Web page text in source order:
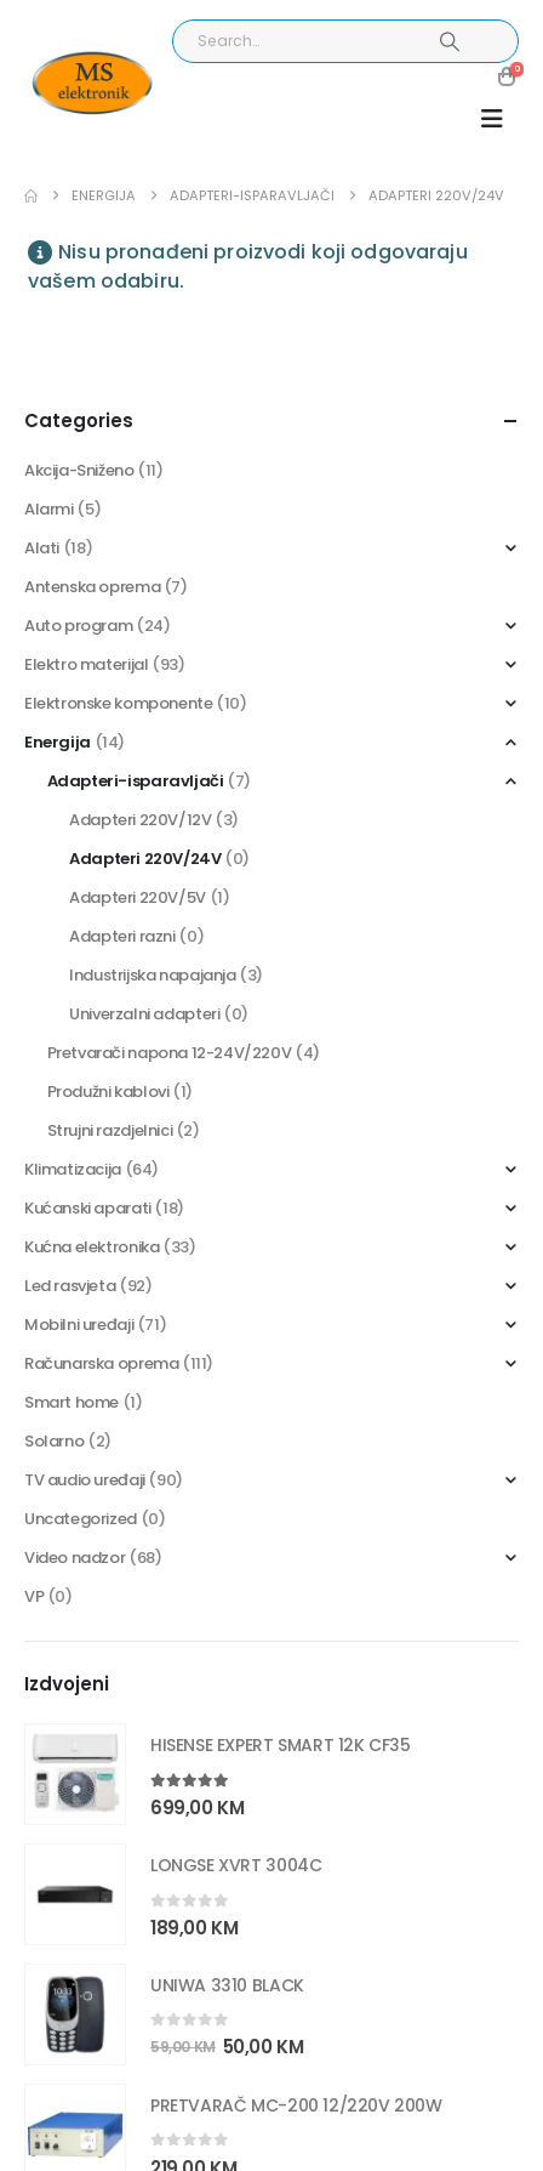
0
ENERGIJA ADAPTERI-ISPARAVLJAČI ADAPTERI 220V/24V
Nisu pronađeni proizvodi koji odgovaraju
vašem odabiru.
Categories
Akcija-Sniženo (11)
Alarmi (5)
Alati (18)
Antenska oprema (7)
Auto program (24)
Elektro materijal (93)
Elektronske komponente (10)
Energija (14)
Adapteri-isparavljači (7)
Adapteri 220V/12V (3)
Adapteri 220V/24V (0)
Adapteri 220V/5V (1)
Adapteri razni (0)
Industrijska napajanja (3)
Univerzalni adapteri (0)
Pretvarači napona 12-24V/220V (4)
Produžni kablovi (1)
Strujni razdjelnici (2)
Klimatizacija (64)
Kućanski aparati (18)
Kućna elektronika (33)
Led rasvjeta (92)
Mobilni uređaji (71)
Računarska oprema (111)
Smart home (1)
Solarno (2)
TV audio uređaji (90)
Uncategorized (0)
Video nadzor (68)
VP (0)
Izdvojeni
HISENSE EXPERT SMART 12K CF35
5.00 out of 5
699,00 KM
LONGSE XVRT 3004C
0out of 5
189,00 KM
UNIWA 3310 BLACK
0 out of 5
59,00KM 50,00 KM
PRETVARAČ MC-200 12/220V 200W
0out of 5